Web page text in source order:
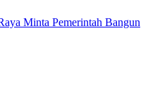
Minta Pemerintah Bangun